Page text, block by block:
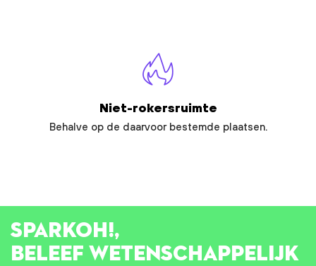
Niet-rokersruimte
Behalve op de daarvoor bestemde plaatsen.
SPARKOH!,
BELEEF WETENSCHAPPELIJK